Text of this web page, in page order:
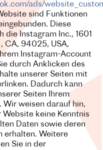
ads/
sind Funktionen
Diese
die Instagram Inc., 1601
CA, 94025, USA,
Instagram-Account
durch Anklicken des
unserer Seiten mit
Dadurch kann
Seiten Ihrem
Wir weisen darauf hin,
keine Kenntnis
Daten sowie deren
erhalten. Weitere
Sie in der